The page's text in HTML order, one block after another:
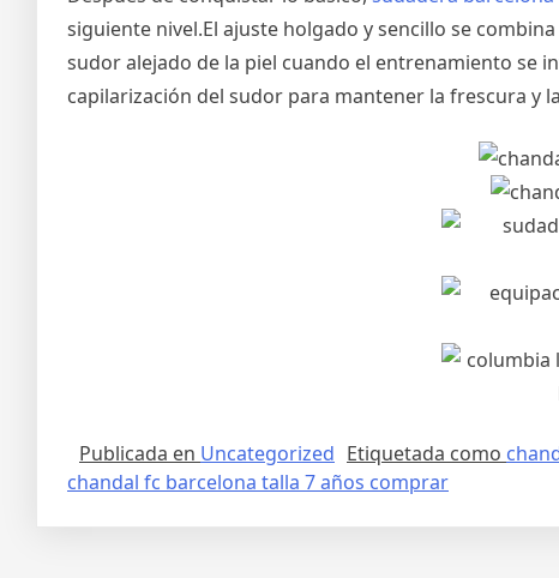
siguiente nivel.El ajuste holgado y sencillo se
sudor alejado de la piel cuando el entrenamiento se
capilarización del sudor para mantener la frescura y
Publicada en Uncategorized Etiquetada como
chandal fc barcelona talla 7 años comprar